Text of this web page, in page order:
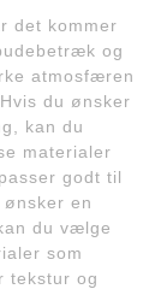
det kommer
og
atmosfæren
du ønsker
kan du
materialer
godt til
en
du vælge
som
tekstur og